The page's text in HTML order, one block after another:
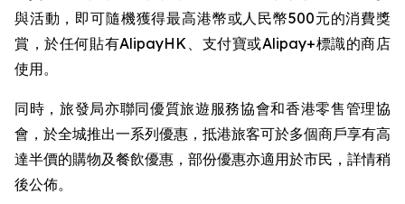
與活動，即可隨機獲得最高港幣或人民幣500元的消費獎
賞，於任何貼有AlipayHK、支付寶或Alipay+標識的商店
使用。
同時，旅發局亦聯同優質旅遊服務協會和香港零售管理協
會，於全城推出一系列優惠，抵港旅客可於多個商戶享有高
達半價的購物及餐飲優惠，部份優惠亦適用於市民，詳情稍
後公佈。